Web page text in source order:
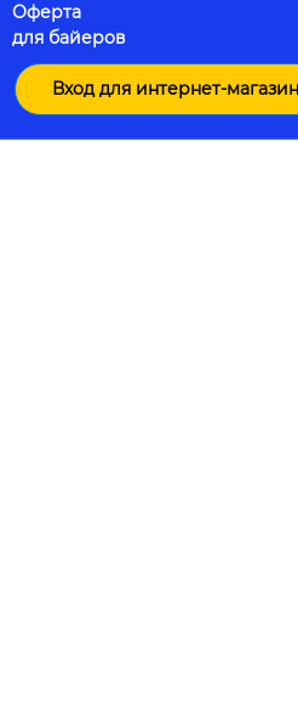
Оферта
для байеров
Вход для интернет-